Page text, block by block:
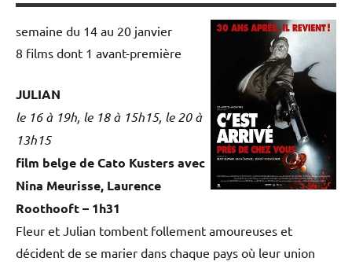
semaine du 14 au 20 janvier
8 films dont 1 avant-première
JULIAN
le 16 à 19h, le 18 à 15h15, le 20 à
13h15
film belge de Cato Kusters avec
Nina Meurisse, Laurence
Roothooft – 1h31
Fleur et Julian tombent follement amoureuses et
décident de se marier dans chaque pays où leur union